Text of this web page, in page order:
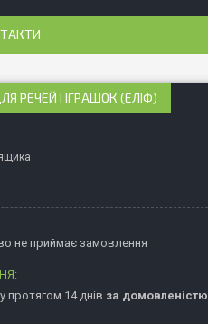
РЕЧЕЙ І ІГРАШОК (ЕЛІФ)
не приймає замовлення
протягом 14 днів за домовленістю